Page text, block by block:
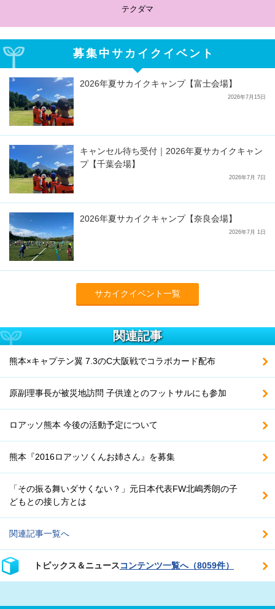
テクダマ
募集中サカイクイベント
2026年夏サカイクキャンプ【富士会場】
2026年7月15日
キャンセル待ち受付｜2026年夏サカイクキャン
プ【千葉会場】
2026年7月 7日
2026年夏サカイクキャンプ【奈良会場】
2026年7月 1日
サカイクイベント一覧
関連記事
熊本×キャプテン翼 7.3のC大阪戦でコラボカード配布
原副理事長が被災地訪問 子供達とのフットサルにも参加
ロアッソ熊本 今後の活動予定について
熊本『2016ロアッソくんお姉さん』を募集
「その振る舞いダサくない？」元日本代表FW北嶋秀朗の子
どもとの接し方とは
関連記事一覧へ
トピックス＆ニュースコンテンツ一覧へ（8059件）